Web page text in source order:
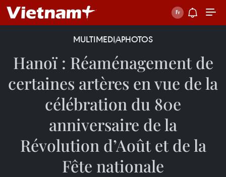
MULTIMEDIAPHOTOS
Hanoï : Réaménagement de
certaines artères en vue de la
célébration du 80e
anniversaire de la
Révolution d’Août et de la
Fête nationale